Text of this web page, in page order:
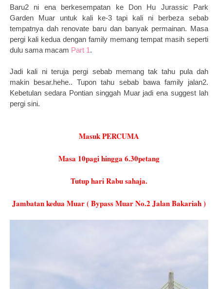
Baru2 ni ena berkesempatan ke Don Hu Jurassic Park
Garden Muar untuk kali ke-3 tapi kali ni berbeza sebab
tempatnya dah renovate baru dan banyak permainan. Masa
pergi kali kedua dengan family memang tempat masih seperti
dulu sama macam Part 1.
Jadi kali ni teruja pergi sebab memang tak tahu pula dah
makin besar.hehe.. Tupon tahu sebab bawa family jalan2.
Kebetulan sedara Pontian singgah Muar jadi ena suggest lah
pergi sini.
Masuk PERCUMA
Masa 10pagi hingga 6.30petang
Tutup hari Rabu sahaja.
Jambatan kedua Muar ( Bypass Muar No.2 Jalan Bakariah )